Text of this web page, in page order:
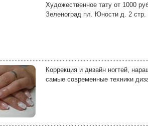
Художественное тату от 1000
Зеленоград пл. Юности д. 2 стр.
Коррекция и дизайн ногтей,
самые современные техники